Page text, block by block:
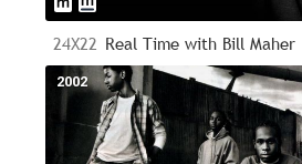
24X22 Real Time with Bill Maher
2002